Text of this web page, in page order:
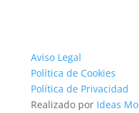
Aviso Legal
Política de Cookies
Política de Privacidad
Realizado por Ideas